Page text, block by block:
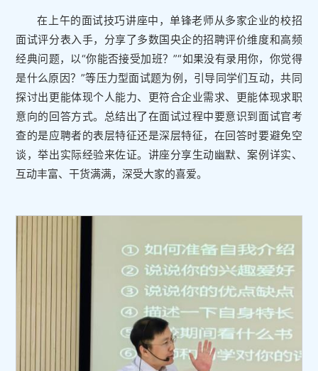
在上午的面试技巧讲座中，单锋老师从多家企业的校招
面试评分表入手，分享了多数国央企的招聘评价维度和高频
经典问题，以“你能否接受加班？”“如果没有录用你，你觉得
是什么原因？”等压力型面试题为例，引导同学们互动，共同
探讨出更能体现个人能力、更符合企业需求、更能体现求职
意向的回答方式。总结出了在面试过程中要意识到面试官考
查的是应聘者的表层特征还是深层特征，在回答时要避免空
谈，举出实际经验来佐证。讲座分享生动幽默、案例详实、
互动丰富、干货满满，深受大家的喜爱。